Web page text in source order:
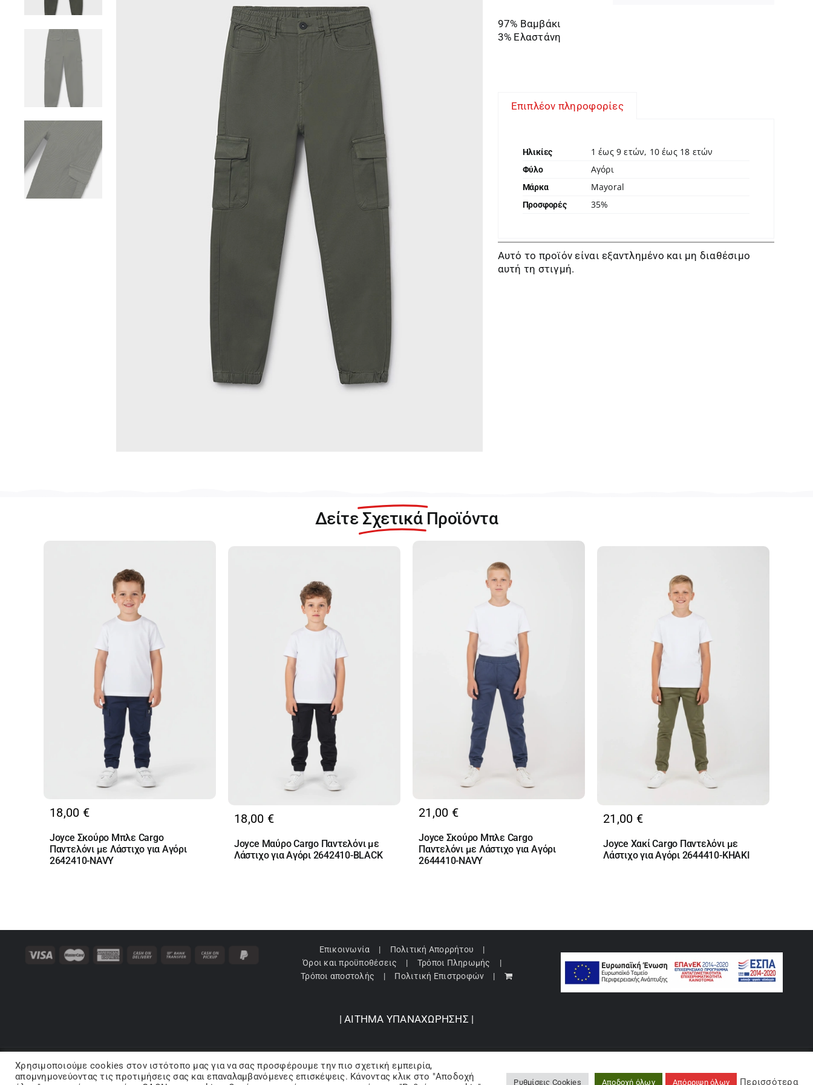
97% Βαμβάκι
3% Ελαστάνη
Επιπλέον πληροφορίες
Ηλικίες 1 έως 9 ετών, 10 έως 18 ετών
Φύλο Αγόρι
Μάρκα Mayoral
Προσφορές 35%
Αυτό το προϊόν είναι εξαντλημένο και μη διαθέσιμο
αυτή τη στιγμή.
Δείτε Σχετικά Προϊόντα
18,00 €
Joyce Σκούρο Μπλε Cargo
Παντελόνι με Λάστιχο για Αγόρι
2642410-NAVY
18,00 €
Joyce Μαύρο Cargo Παντελόνι με
Λάστιχο για Αγόρι 2642410-BLACK
21,00 €
Joyce Σκούρο Μπλε Cargo
Παντελόνι με Λάστιχο για Αγόρι
2644410-NAVY
21,00 €
Joyce Χακί Cargo Παντελόνι με
Λάστιχο για Αγόρι 2644410-KHAKI
Επικοινωνία
Πολιτική Απορρήτου
Όροι και προϋποθέσεις
Τρόποι Πληρωμής
Τρόποι αποστολής
Πολιτική Επιστροφών
| ΑΙΤΗΜΑ ΥΠΑΝΑΧΩΡΗΣΗΣ |
Copyright 2024 © Barbopoulos store - All Rights Reserved |
Χρησιμοποιούμε cookies στον ιστότοπo μας για να σας προσφέρουμε την πιο σχετική εμπειρία,
απομνημονεύοντας τις προτιμήσεις σας και επαναλαμβανόμενες επισκέψεις. Κάνοντας κλικ στο "Αποδοχή
Ρυθμίσεις Cookies Αποδοχή όλων Απόρριψη όλων Περισσότερα